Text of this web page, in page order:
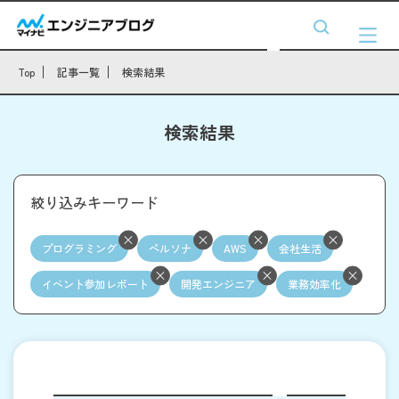
Top 記事一覧 検索結果
検索結果
絞り込みキーワード
プログラミング ペルソナ AWS 会社生活
イベント参加レポート 開発エンジニア 業務効率化